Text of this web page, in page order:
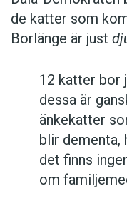
de katter som
Borlänge är just
12 katter bor
dessa är
änkekatter
blir dementa,
det finns
om